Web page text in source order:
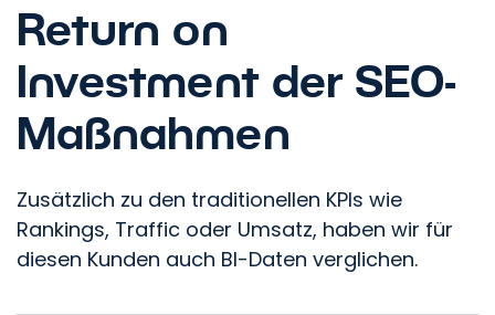
Return on
Investment der SEO-
Maßnahmen
Zusätzlich zu den traditionellen KPIs wie
Rankings, Traffic oder Umsatz, haben wir für
diesen Kunden auch BI-Daten verglichen.